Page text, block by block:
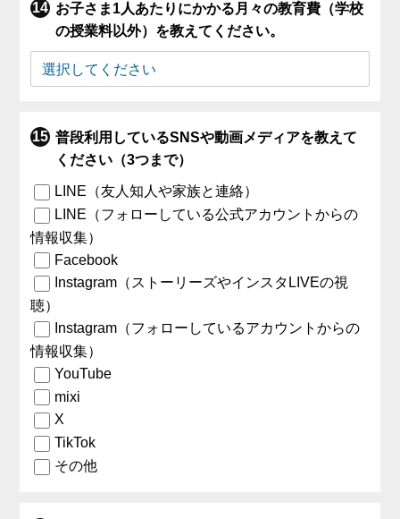
お子さま1人あたりにかかる月々の教育費（学校
の授業料以外）を教えてください。
普段利用しているSNSや動画メディアを教えて
ください（3つまで）
LINE（友人知人や家族と連絡）
LINE（フォローしている公式アカウントからの
情報収集）
Facebook
Instagram（ストーリーズやインスタLIVEの視
聴）
Instagram（フォローしているアカウントからの
情報収集）
YouTube
mixi
X
TikTok
その他